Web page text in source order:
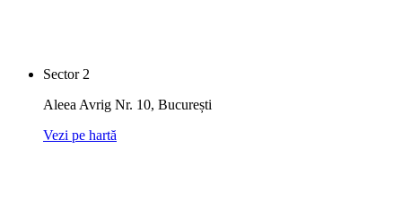
Sector 2
Aleea Avrig Nr. 10, București
Vezi pe hartă